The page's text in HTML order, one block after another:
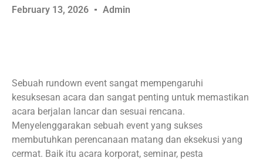
February 13, 2026 Admin
Sebuah rundown event sangat mempengaruhi
kesuksesan acara dan sangat penting untuk memastikan
acara berjalan lancar dan sesuai rencana.
Menyelenggarakan sebuah event yang sukses
membutuhkan perencanaan matang dan eksekusi yang
cermat. Baik itu acara korporat, seminar, pesta